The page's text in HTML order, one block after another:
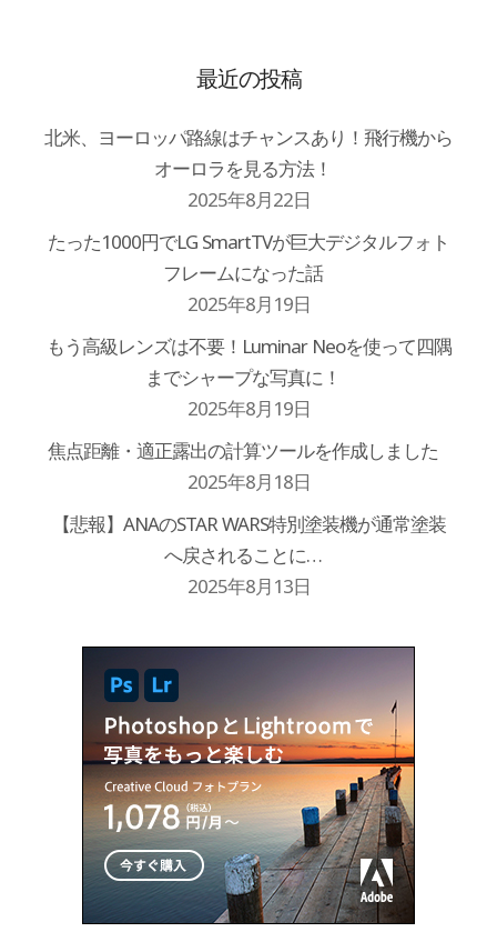
最近の投稿
北米、ヨーロッパ路線はチャンスあり！飛行機から
オーロラを見る方法！
2025年8月22日
たった1000円でLG SmartTVが巨大デジタルフォト
フレームになった話
2025年8月19日
もう高級レンズは不要！Luminar Neoを使って四隅
までシャープな写真に！
2025年8月19日
焦点距離・適正露出の計算ツールを作成しました
2025年8月18日
【悲報】ANAのSTAR WARS特別塗装機が通常塗装
へ戻されることに…
2025年8月13日